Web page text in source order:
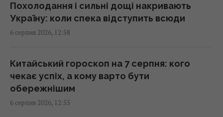
Не завжди про ввічливість: ось що
приховують люди, які дякують за кожну
Маскують під роботу, шлюб та лікування:
голова Нацполіції про нові схеми торгівлі
Похолодання і сильні дощі накривають
Україну: коли спека відступить всюди
6 серпня 2026, 12:58
Китайський гороскоп на 7 серпня: кого
чекає успіх, а кому варто бути
обережнішим
6 серпня 2026, 12:55